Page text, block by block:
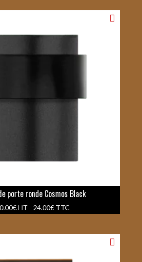
porte ronde Cosmos Black
€HT - 24.00€TTC